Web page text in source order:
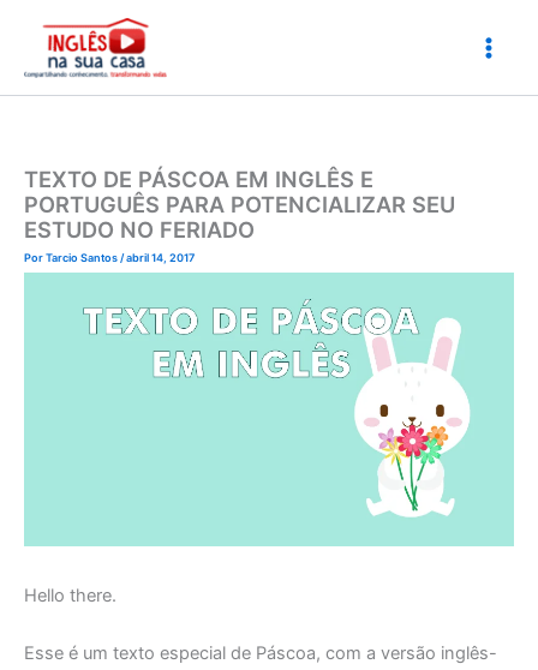
conteúdo
TEXTO DE PÁSCOA EM INGLÊS E
PORTUGUÊS PARA POTENCIALIZAR SEU
ESTUDO NO FERIADO
PorTarcio Santos/abril 14, 2017
Hello there.
Esse é um texto especial de Páscoa, com a versão inglês-